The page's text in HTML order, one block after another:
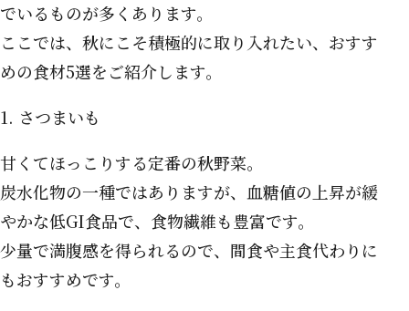
でいるものが多くあります。
ここでは、秋にこそ積極的に取り入れたい、おすす
めの食材5選をご紹介します。
1. さつまいも
甘くてほっこりする定番の秋野菜。
炭水化物の一種ではありますが、血糖値の上昇が緩
やかな低GI食品で、食物繊維も豊富です。
少量で満腹感を得られるので、間食や主食代わりに
もおすすめです。